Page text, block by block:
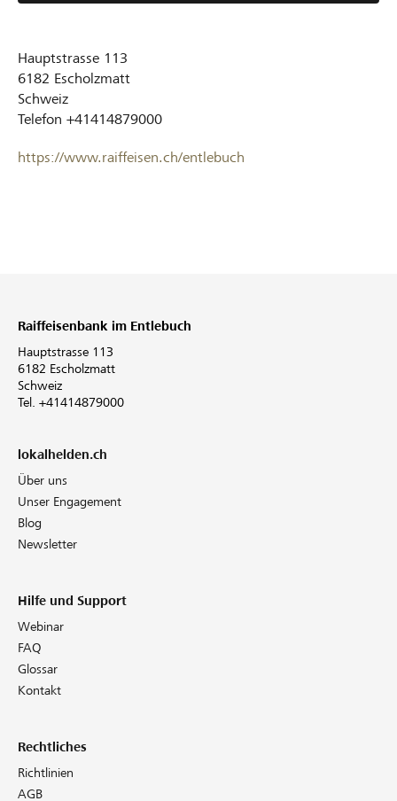
Hauptstrasse 113
6182 Escholzmatt
Schweiz
Telefon +41414879000
https://www.raiffeisen.ch/entlebuch
Raiffeisenbank im Entlebuch
Hauptstrasse 113
6182 Escholzmatt
Schweiz
Tel. +41414879000
lokalhelden.ch
Über uns
Unser Engagement
Blog
Newsletter
Hilfe und Support
Webinar
FAQ
Glossar
Kontakt
Rechtliches
Richtlinien
AGB